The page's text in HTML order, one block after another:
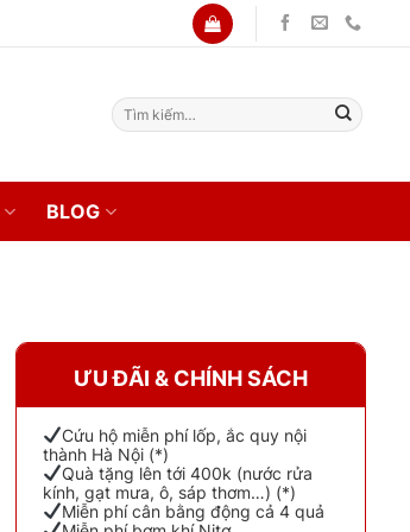
Tìm
kiếm:
BLOG
ƯU ĐÃI & CHÍNH SÁCH
Cứu hộ miễn phí lốp, ắc quy nội
thành Hà Nội (*)
Quà tặng lên tới 400k (nước rửa
kính, gạt mưa, ô, sáp thơm…) (*)
Miễn phí cân bằng động cả 4 quả